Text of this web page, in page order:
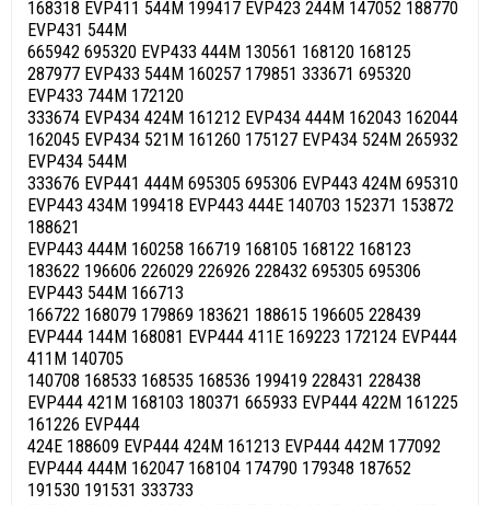
168318 EVP411 544M 199417 EVP423 244M 147052 188770
EVP431 544M
665942 695320 EVP433 444M 130561 168120 168125
287977 EVP433 544M 160257 179851 333671 695320
EVP433 744M 172120
333674 EVP434 424M 161212 EVP434 444M 162043 162044
162045 EVP434 521M 161260 175127 EVP434 524M 265932
EVP434 544M
333676 EVP441 444M 695305 695306 EVP443 424M 695310
EVP443 434M 199418 EVP443 444E 140703 152371 153872
188621
EVP443 444M 160258 166719 168105 168122 168123
183622 196606 226029 226926 228432 695305 695306
EVP443 544M 166713
166722 168079 179869 183621 188615 196605 228439
EVP444 144M 168081 EVP444 411E 169223 172124 EVP444
411M 140705
140708 168533 168535 168536 199419 228431 228438
EVP444 421M 168103 180371 665933 EVP444 422M 161225
161226 EVP444
424E 188609 EVP444 424M 161213 EVP444 442M 177092
EVP444 444M 162047 168104 174790 179348 187652
191530 191531 333733